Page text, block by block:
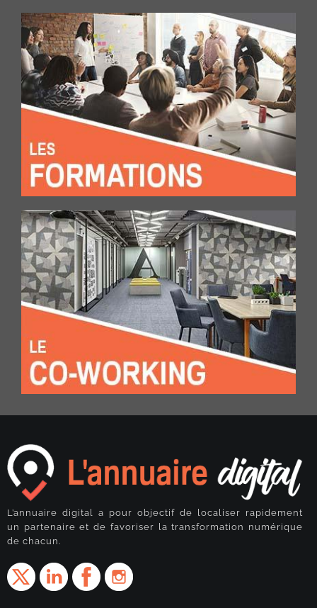
L’annuaire digital a pour objectif de localiser rapidement
un partenaire et de favoriser la transformation numérique
de chacun.